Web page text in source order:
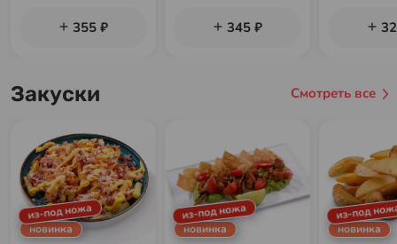
355 ₽ 345 ₽
Закуски Смотреть все
из-под ножа
новинка
из-под ножа
новинка
из-под
новинка